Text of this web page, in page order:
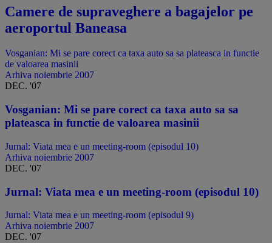
Camere de supraveghere a bagajelor pe
aeroportul Baneasa
Vosganian: Mi se pare corect ca taxa auto sa sa plateasca in functie
de valoarea masinii
Arhiva noiembrie 2007
DEC. '07
Vosganian: Mi se pare corect ca taxa auto sa sa
plateasca in functie de valoarea masinii
Jurnal: Viata mea e un meeting-room (episodul 10)
Arhiva noiembrie 2007
DEC. '07
Jurnal: Viata mea e un meeting-room (episodul 10)
Jurnal: Viata mea e un meeting-room (episodul 9)
Arhiva noiembrie 2007
DEC. '07